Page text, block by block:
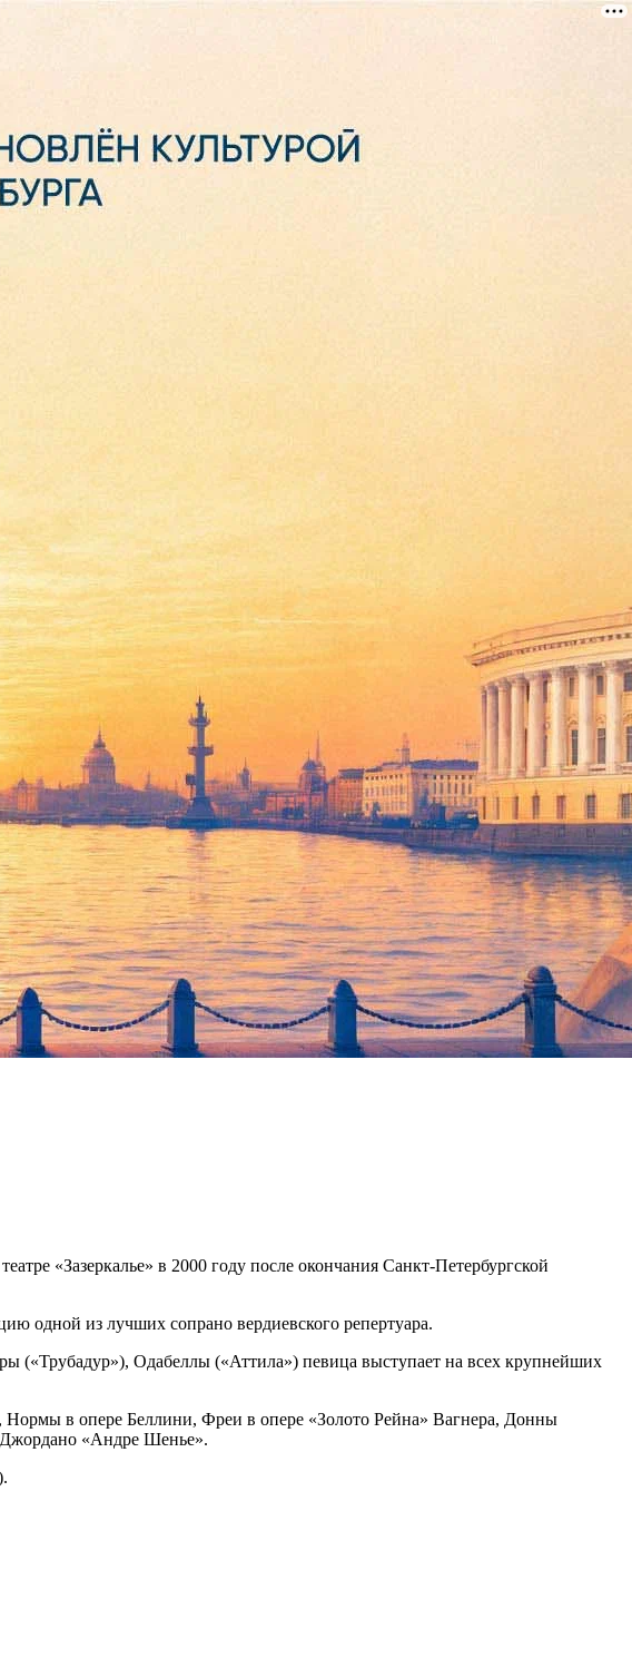
участии Татьяны Сержан
«Зазеркалье» в 2000 году после окончания Санкт-Петербургской
одной из лучших сопрано вердиевского репертуара.
Одабеллы («Аттила») певица выступает на всех крупнейших
Нормы в опере Беллини, Фреи в опере «Золото Рейна» Вагнера, Донны
«Андре Шенье».